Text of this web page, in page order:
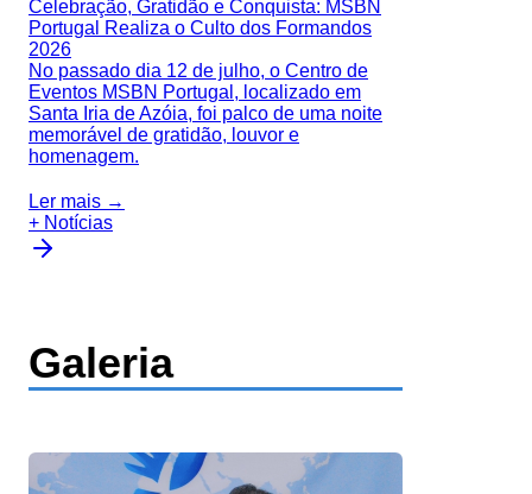
Celebração, Gratidão e Conquista: MSBN
Portugal Realiza o Culto dos Formandos
2026
No passado dia 12 de julho, o Centro de
Eventos MSBN Portugal, localizado em
Santa Iria de Azóia, foi palco de uma noite
memorável de gratidão, louvor e
homenagem.
Ler mais →
+ Notícias
Galeria